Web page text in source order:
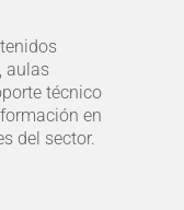
aulas
técnico
en
del sector.